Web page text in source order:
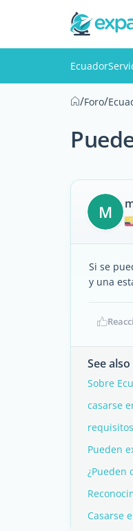
Ecuador
/Foro/
M
Si se
y una
See also
Sobre
casarse
Pueden
¿Pueden
Casarse